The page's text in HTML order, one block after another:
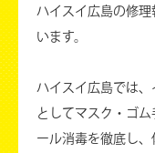
ハイスイ広島の修
います。
ハイスイ広島では
としてマスク・ゴ
ール消毒を徹底し